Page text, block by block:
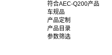
符合AEC-Q200产品
车规品
产品定制
产品目录
参数筛选